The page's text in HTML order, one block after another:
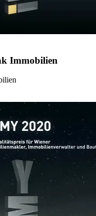
Immobilien